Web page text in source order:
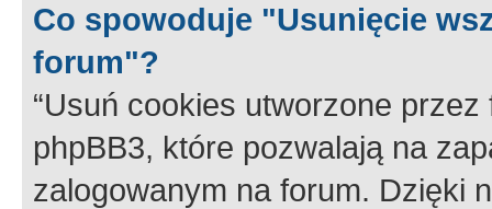
Co spowoduje "Usunięcie
forum"?
“Usuń cookies utworzone
phpBB3, które pozwalają na
zalogowanym na forum. Dzięki